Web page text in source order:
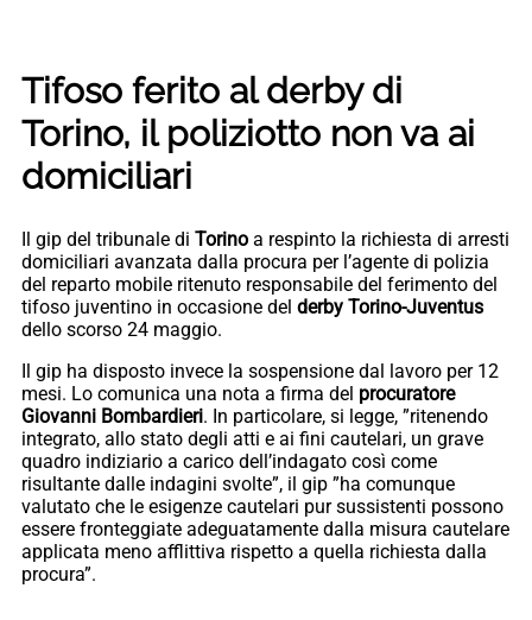
Tifoso ferito al derby di
Torino, il poliziotto non va ai
domiciliari
Il gip del tribunale di Torino a respinto la richiesta di arresti
domiciliari avanzata dalla procura per l’agente di polizia
del reparto mobile ritenuto responsabile del ferimento del
tifoso juventino in occasione del derby Torino-Juventus
dello scorso 24 maggio.
Il gip ha disposto invece la sospensione dal lavoro per 12
mesi. Lo comunica una nota a firma del procuratore
Giovanni Bombardieri. In particolare, si legge, ”ritenendo
integrato, allo stato degli atti e ai fini cautelari, un grave
quadro indiziario a carico dell’indagato così come
risultante dalle indagini svolte”, il gip ”ha comunque
valutato che le esigenze cautelari pur sussistenti possono
essere fronteggiate adeguatamente dalla misura cautelare
applicata meno afflittiva rispetto a quella richiesta dalla
procura”.